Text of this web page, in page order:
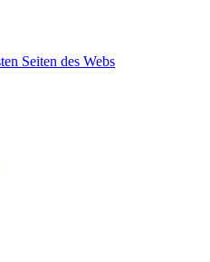
Seiten des Webs